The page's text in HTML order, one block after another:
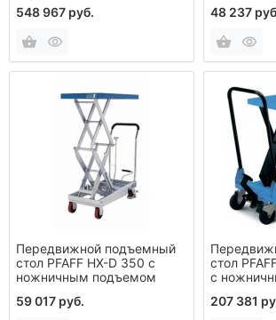
548 967 руб.
48 237
Передвижной подъемный
стол PFAFF НХ-D 350 с
ножничным подъемом
59 017 руб.
стол
с
207 381